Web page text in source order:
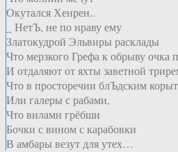
Окутался Хенрен..
_ НетЪ, не по нраву ему
Златокудрой Эльвиры расклады
Что мерзкого Грефа к обрыву очка
И отдаляют от яхты заветной
Что в просторечии блЪдским
Или галеры с рабами,
Что вилами грёбши
Бочки с вином с карабовки
В амбары везут для утех…